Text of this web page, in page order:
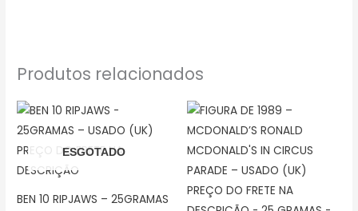
Produtos relacionados
ESGOTADO
BEN 10 RIPJAWS – 25GRAMAS